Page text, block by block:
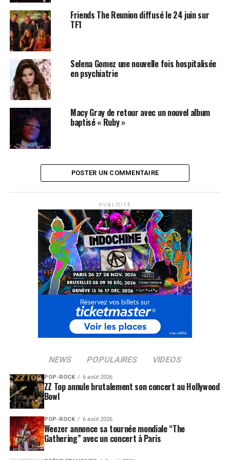
Friends The Reunion diffusé le 24 juin sur
TF1
Selena Gomez une nouvelle fois hospitalisée
en psychiatrie
Macy Gray de retour avec un nouvel album
baptisé « Ruby »
POSTER UN COMMENTAIRE
PUBLICITÉ
NEWS POPULAIRES VIDEOS
POP-ROCK 6 août 2026
ZZ Top annule brutalement son concert au Hollywood
Bowl
POP-ROCK 6 août 2026
Weezer annonce sa tournée mondiale “The
Gathering” avec un concert à Paris